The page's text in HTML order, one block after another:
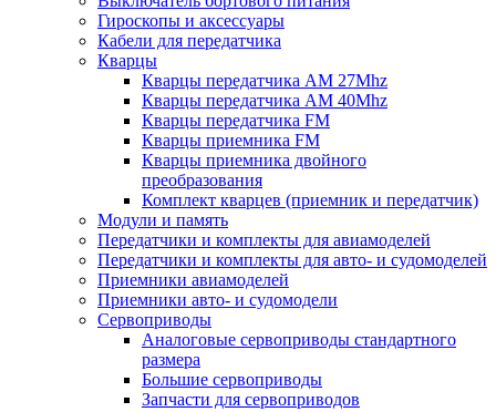
Гироскопы и аксессуары
Кабели для передатчика
Кварцы
Кварцы передатчика AM 27Mhz
Кварцы передатчика AM 40Mhz
Кварцы передатчика FM
Кварцы приемника FM
Кварцы приемника двойного
преобразования
Комплект кварцев (приемник и передатчик)
Модули и память
Передатчики и комплекты для авиамоделей
Передатчики и комплекты для авто- и судомоделей
Приемники авиамоделей
Приемники авто- и судомодели
Сервоприводы
Аналоговые сервоприводы стандартного
размера
Большие сервоприводы
Запчасти для сервоприводов